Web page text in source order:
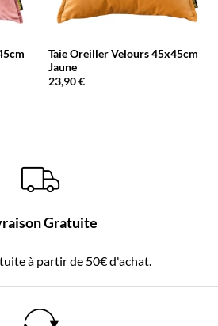
Taie Oreiller Velours 45x45cm
Jaune
23,90€
Gratuite
à partir de 50€ d'achat.